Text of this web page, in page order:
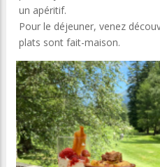
un apéritif.
Pour le déjeuner, venez
plats sont fait-maison.